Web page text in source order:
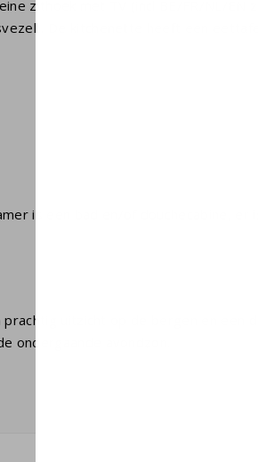
zithoek met TV (incl BE/FR/NL/EN
De kitchenette heeft een
is een bad en/of douchecabine, er
uitzicht op de bergen en een
ondergaande avondzon.